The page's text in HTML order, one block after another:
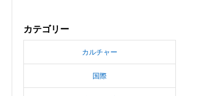
カテゴリー
カルチャー
国際